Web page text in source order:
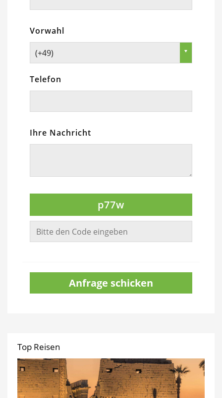
Vorwahl
(+49)
Telefon
Ihre Nachricht
p77w
Anfrage schicken
Top Reisen